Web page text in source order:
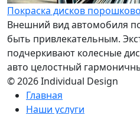
Покраска дисков
Внешний вид автомобиля
быть привлекательным.
подчеркивают колесные
авто целостный
© 2026 Individual Design
Главная
Наши услуги